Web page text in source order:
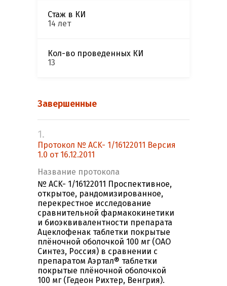
Стаж в КИ
14 лет
Кол-во проведенных КИ
13
Завершенные
1.
Протокол № ACK- 1/16122011 Версия
1.0 от 16.12.2011
Название протокола
№ ACK- 1/16122011 Проспективное,
открытое, рандомизированное,
перекрестное исследование
сравнительной фармакокинетики
и биоэквивалентности препарата
Ацеклофенак таблетки покрытые
плёночной оболочкой 100 мг (ОАО
Синтез, Россия) в сравнении с
препаратом Аэртал® таблетки
покрытые плёночной оболочкой
100 мг (Гедеон Рихтер, Венгрия).